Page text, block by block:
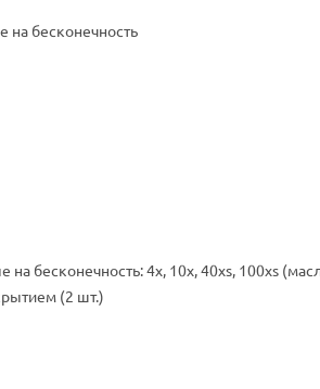
на бесконечность
бесконечность: 4x, 10x, 40xs, 100xs
(2 шт.)